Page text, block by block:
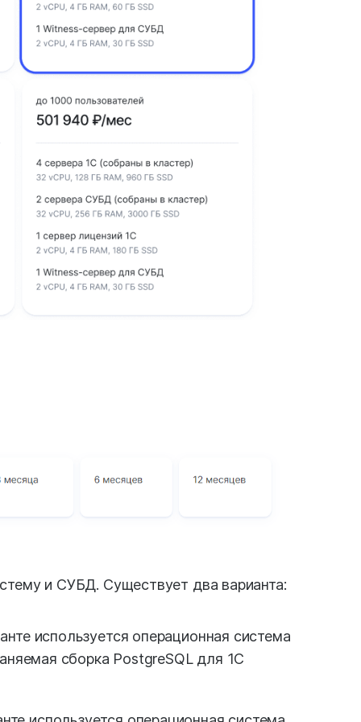
и СУБД. Существует два варианта:
используется операционная система
сборка PostgreSQL для 1С